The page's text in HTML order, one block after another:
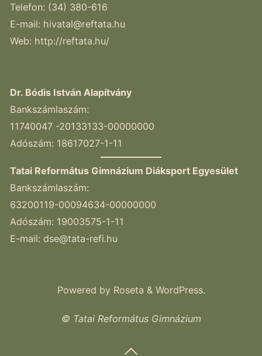
Telefon: (34) 380-616
E-mail: hivatal@reftata.hu
Web: http://reftata.hu/
Dr. Bódis István Alapítvány
Bankszámlaszám:
11740047 -20133133-00000000
Adószám: 18617027-1-11
Tatai Református Gimnázium Diáksport Egyesület
Bankszámlaszám:
63200119-00094634-00000000
Adószám: 19003575-1-11
E-mail: dse@tata-refi.hu
Powered byRoseta & WordPress.
© Tatai Református Gimnázium